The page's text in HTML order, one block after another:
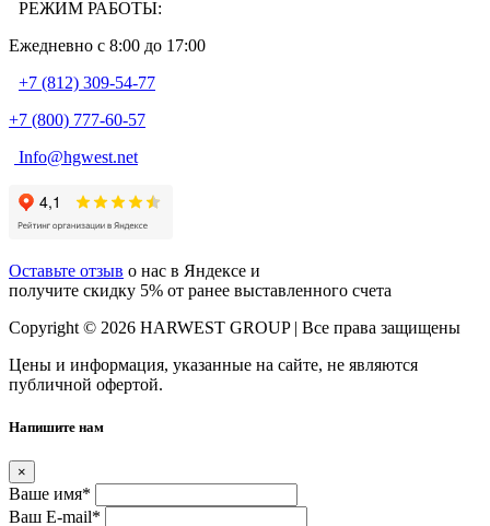
РЕЖИМ РАБОТЫ:
Ежедневно c 8:00 до 17:00
+7 (812) 309-54-77
+7 (800) 777-60-57
Info@hgwest.net
Оставьте отзыв о нас в Яндексе и
получите скидку 5% от ранее выставленного счета
Copyright © 2026 HARWEST GROUP | Все права защищены
Цены и информация, указанные на сайте, не являются
публичной офертой.
Напишите нам
×
Ваше имя*
Ваш E-mail*